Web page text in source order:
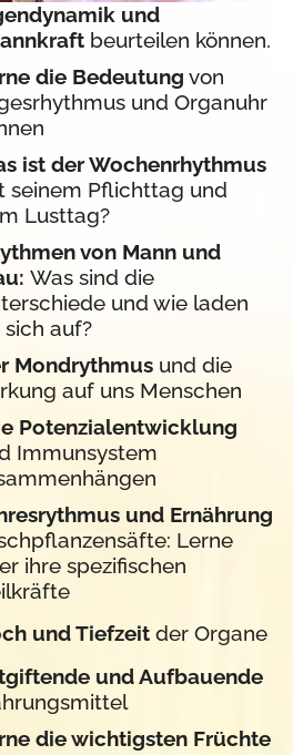
und
beurteilen können.
die Bedeutung von
und Organuhr
ist der Wochenrhythmus
seinem Pflichttag und
Lusttag?
von Mann und
Was sind die
und wie laden
sich auf?
Mondrythmusund die
auf uns Menschen
Potenzialentwicklung
Immunsystem
und Ernährung
Lerne
ihre spezifischen
und Tiefzeitder Organe
und Aufbauende
die wichtigsten Früchte